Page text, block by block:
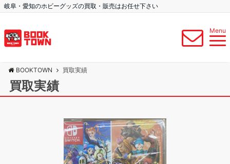
岐阜・愛知のホビーグッズの買取・販売はお任せ下さい
Menu
BOOKTOWN 買取実績
買取実績